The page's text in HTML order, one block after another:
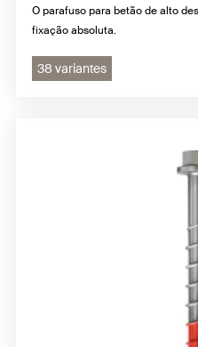
O parafuso para betão de alto
fixação absoluta.
38 variantes